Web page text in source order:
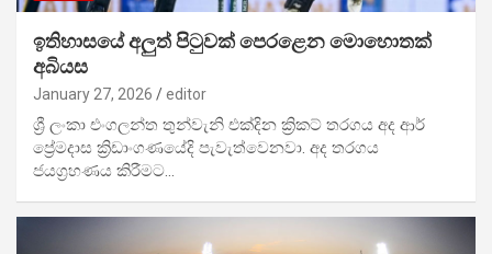
ඉතිහාසයේ අලුත් පිටුවක් පෙරළෙන මොහොතක්
අබියස
January 27, 2026 editor
ශ්‍රී ලංකා එංගලන්ත තුන්වැනි එක්දින ක්‍රිකට් තරගය අද ආර්
ප්‍රේමදාස ක්‍රි‍ඩාංගණයේදි පැවැත්වෙනවා. අද තරගය
ජයග්‍රහණය කිරීමට…